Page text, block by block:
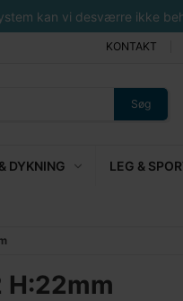
kan vi desværre ikke
KONTAKT
Søg
DYKNING LEG &
H:22mm